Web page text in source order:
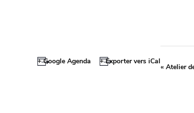
+ Google Agenda + Exporter vers iCal
«Atelier